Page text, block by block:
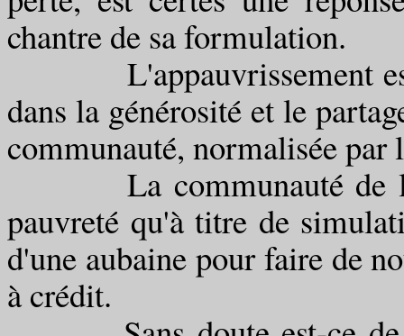
chantre de sa formulation.
L'appauvrissement est
dans la générosité et le
communauté, normalisée
La communauté de
pauvreté qu'à titre de
d'une aubaine pour faire de
à crédit.